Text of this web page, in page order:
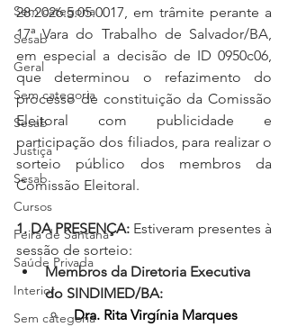
Sem categoria
Sesab
Geral
Sem categoria
Sesab
Justiça
Sesab
Cursos
Feira de Santana
Saúde Privada
Interior
Sem categoria
28.2026.5.05.0017, em trâmite perante a
17ª Vara do Trabalho de Salvador/BA,
em especial a decisão de ID 0950c06,
que determinou o refazimento do
processo de constituição da Comissão
Eleitoral com publicidade e
participação dos filiados, para realizar o
sorteio público dos membros da
Comissão Eleitoral.
1. DA PRESENÇA: Estiveram presentes à
sessão de sorteio:
Membros da Diretoria Executiva
do SINDIMED/BA:
Dra. Rita Virgínia Marques